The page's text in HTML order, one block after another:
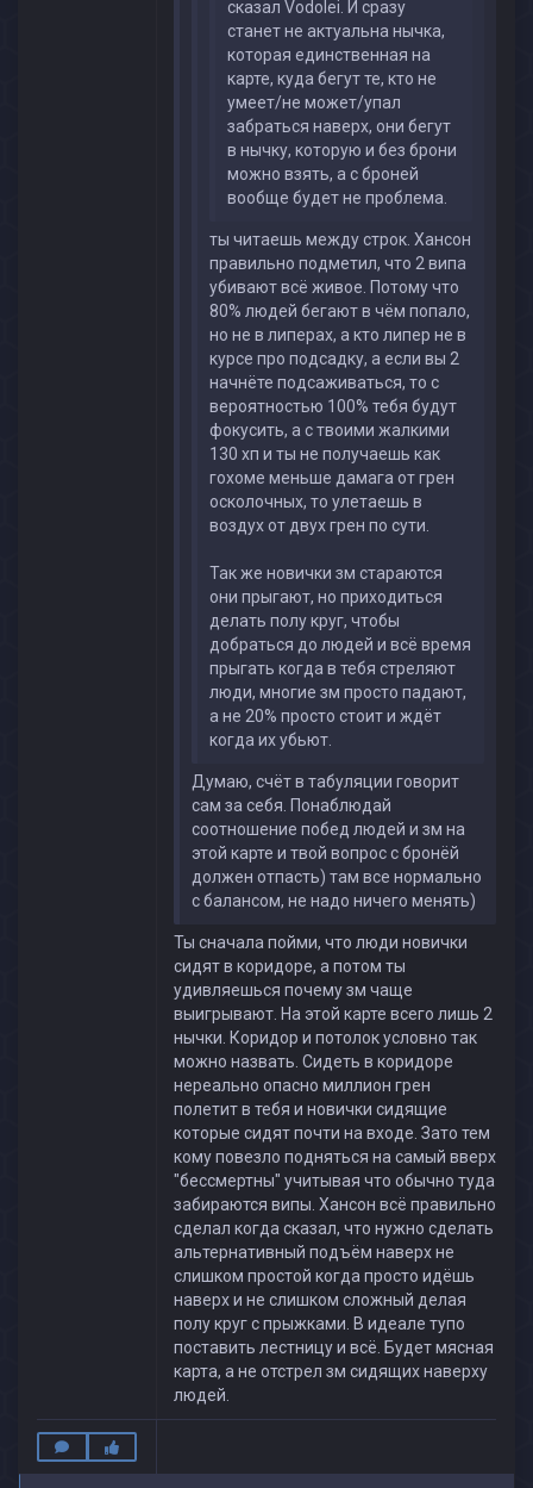
сказал Vodolei. И сразу
станет не актуальна нычка,
которая единственная на
карте, куда бегут те, кто не
умеет/не может/упал
забраться наверх, они бегут
в нычку, которую и без брони
можно взять, а с броней
вообще будет не проблема.
ты читаешь между строк. Хансон
правильно подметил, что 2 випа
убивают всё живое. Потому что
80% людей бегают в чём попало,
но не в липерах, а кто липер не в
курсе про подсадку, а если вы 2
начнёте подсаживаться, то с
вероятностью 100% тебя будут
фокусить, а с твоими жалкими
130 хп и ты не получаешь как
гохоме меньше дамага от грен
осколочных, то улетаешь в
воздух от двух грен по сути.
Так же новички зм стараются
они прыгают, но приходиться
делать полу круг, чтобы
добраться до людей и всё время
прыгать когда в тебя стреляют
люди, многие зм просто падают,
а не 20% просто стоит и ждёт
когда их убьют.
Думаю, счёт в табуляции говорит
сам за себя. Понаблюдай
соотношение побед людей и зм на
этой карте и твой вопрос с бронёй
должен отпасть) там все нормально
с балансом, не надо ничего менять)
Ты сначала пойми, что люди новички
сидят в коридоре, а потом ты
удивляешься почему зм чаще
выигрывают. На этой карте всего лишь 2
нычки. Коридор и потолок условно так
можно назвать. Сидеть в коридоре
нереально опасно миллион грен
полетит в тебя и новички сидящие
которые сидят почти на входе. Зато тем
кому повезло подняться на самый вверх
"бессмертны" учитывая что обычно туда
забираются випы. Хансон всё правильно
сделал когда сказал, что нужно сделать
альтернативный подъём наверх не
слишком простой когда просто идёшь
наверх и не слишком сложный делая
полу круг с прыжками. В идеале тупо
поставить лестницу и всё. Будет мясная
карта, а не отстрел зм сидящих наверху
людей.